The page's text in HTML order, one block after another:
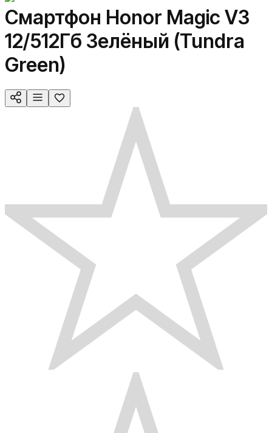
Смартфон Honor Magic V3
12/512Гб Зелёный (Tundra
Green)